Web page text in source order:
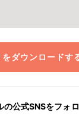
をダウンロードす
の公式SNSをフォ